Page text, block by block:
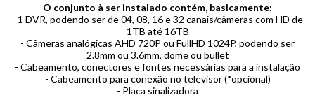
O conjunto à ser instalado contém, basicamente:
- 1 DVR, podendo ser de 04, 08, 16 e 32 canais/câmeras com HD de
1TB até 16TB
- Câmeras analógicas AHD 720P ou FullHD 1024P, podendo ser
2.8mm ou 3.6mm, dome ou bullet
- Cabeamento, conectores e fontes necessárias para a instalação
- Cabeamento para conexão no televisor (*opcional)
- Placa sinalizadora